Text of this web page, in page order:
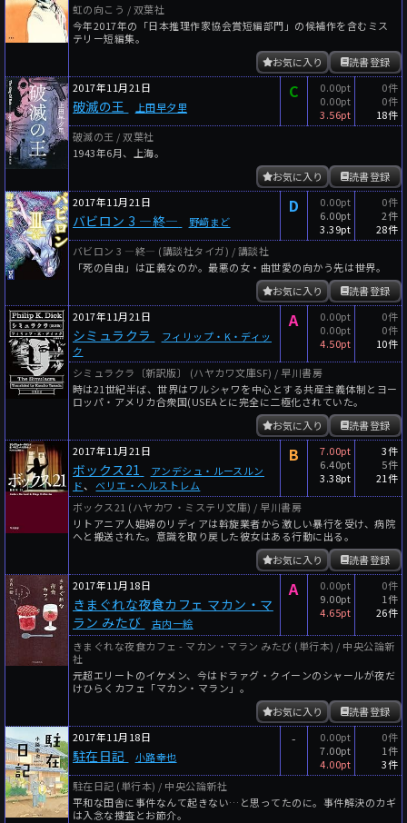
虹の向こう / 双葉社
今年2017年の「日本推理作家協会賞短編部門」の候補作を含むミス
テリー短編集。
読書登録
お気に入り
2017年11月21日
破滅の王 上田早夕里
C
0.00pt
0.00pt
3.56pt
0件
0件
18件
破滅の王 / 双葉社
1943年6月、上海。
読書登録
お気に入り
2017年11月21日
バビロン 3 ―終― 野﨑まど
D
0.00pt
6.00pt
3.39pt
0件
2件
28件
バビロン 3 ―終― (講談社タイガ) / 講談社
「死の自由」は正義なのか。最悪の女・曲世愛の向かう先は――世界。
読書登録
お気に入り
2017年11月21日
シミュラクラ
フィリップ・K・ディッ
ク
A
0.00pt
0.00pt
4.50pt
0件
0件
10件
シミュラクラ〔新訳版〕 (ハヤカワ文庫SF) / 早川書房
時は21世紀半ば、世界はワルシャワを中心とする共産主義体制とヨー
ロッパ・アメリカ合衆国(USEAとに完全に二極化されていた。
読書登録
お気に入り
2017年11月21日
ボックス21
アンデシュ・ルースルン
ド、ベリエ・ヘルストレム
B
7.00pt
6.40pt
3.38pt
3件
5件
21件
ボックス21 (ハヤカワ・ミステリ文庫) / 早川書房
リトアニア人娼婦のリディアは斡旋業者から激しい暴行を受け、病院
へと搬送された。意識を取り戻した彼女はある行動に出る。
読書登録
お気に入り
2017年11月18日
きまぐれな夜食カフェ マカン・マ
ラン みたび
古内一絵
A
0.00pt
9.00pt
4.65pt
0件
1件
26件
きまぐれな夜食カフェ - マカン・マラン みたび (単行本) / 中央公論新
社
元超エリートのイケメン、今はドラァグ・クイーンのシャールが夜だ
けひらくカフェ「マカン・マラン」。
読書登録
お気に入り
2017年11月18日
駐在日記 小路幸也
-
0.00pt
7.00pt
4.00pt
0件
1件
3件
駐在日記 (単行本) / 中央公論新社
平和な田舎に事件なんて起きない…と思ってたのに。事件解決のカギ
は入念な捜査とお節介。